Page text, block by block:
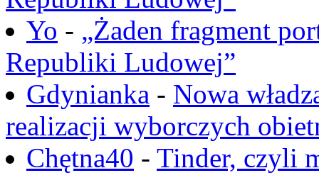
Yo - „Żaden fragment
Republiki Ludowej”
Gdynianka - Nowa
realizacji wyborczych
Chętna40 - Tinder, czyli